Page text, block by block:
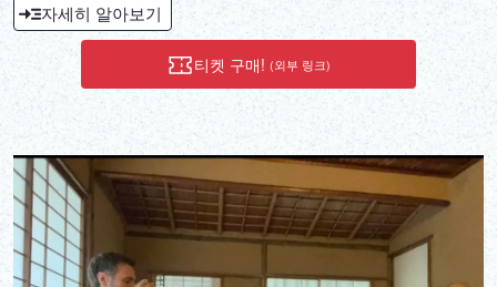
자세히 알아보기
티켓 구매! (외부 링크)